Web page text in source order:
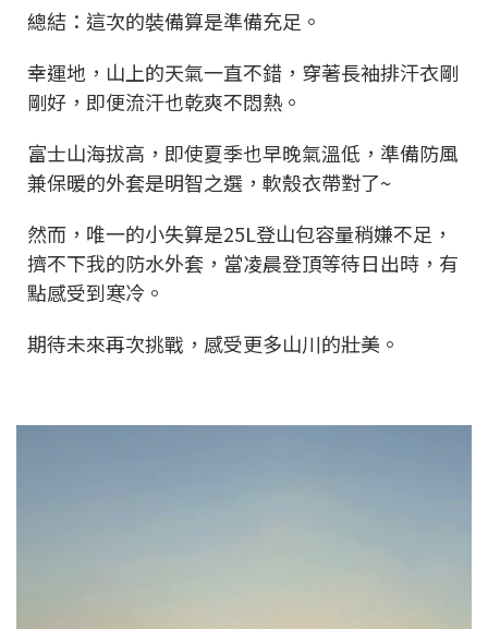
總結：這次的裝備算是準備充足。
幸運地，山上的天氣一直不錯，穿著長袖排汗衣剛
剛好，即便流汗也乾爽不悶熱。
富士山海拔高，即使夏季也早晚氣溫低，準備防風
兼保暖的外套是明智之選，軟殼衣帶對了~
然而，唯一的小失算是25L登山包容量稍嫌不足，
擠不下我的防水外套，當凌晨登頂等待日出時，有
點感受到寒冷。
期待未來再次挑戰，感受更多山川的壯美。